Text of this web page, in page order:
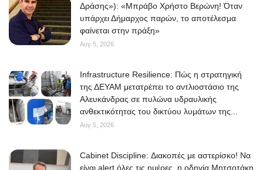
Δράσης»): «Μπράβο Χρήστο Βερώνη! Όταν
υπάρχει Δήμαρχος παρών, το αποτέλεσμα
φαίνεται στην πράξη»
Αυγ 5, 2026
Infrastructure Resilience: Πώς η στρατηγική
της ΔΕΥΑΜ μετατρέπει το αντλιοστάσιο της
Αλευκάνδρας σε πυλώνα υδραυλικής
ανθεκτικότητας του δικτύου λυμάτων της...
Αυγ 5, 2026
Cabinet Discipline: Διακοπές με αστερίσκο! Να
είναι alert όλες τις ημέρες, η οδηγία Μητσοτάκη